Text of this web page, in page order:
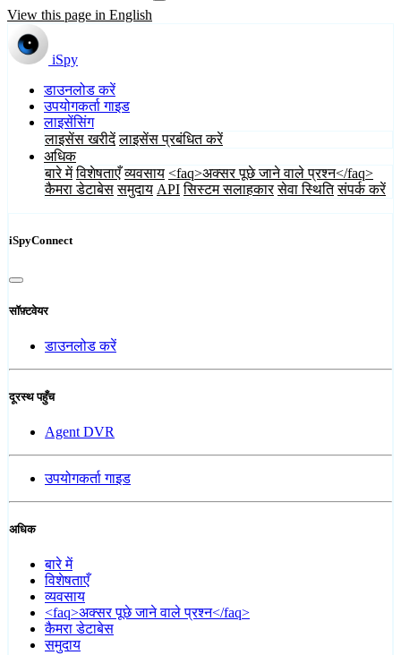
View this page in English
iSpy
डाउनलोड करें
उपयोगकर्ता गाइड
लाइसेंसिंग
लाइसेंस खरीदें लाइसेंस प्रबंधित करें
अधिक
बारे में विशेषताएँ व्यवसाय <faq>अक्सर पूछे जाने वाले प्रश्न</faq>
कैमरा डेटाबेस समुदाय API सिस्टम सलाहकार सेवा स्थिति संपर्क करें
iSpyConnect
सॉफ़्टवेयर
डाउनलोड करें
दूरस्थ पहुँच
Agent DVR
उपयोगकर्ता गाइड
अधिक
बारे में
विशेषताएँ
व्यवसाय
<faq>अक्सर पूछे जाने वाले प्रश्न</faq>
कैमरा डेटाबेस
समुदाय